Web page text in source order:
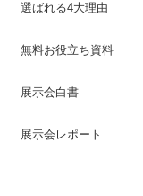
選ばれる4大理由
無料お役立ち資料
展示会白書
展示会レポート